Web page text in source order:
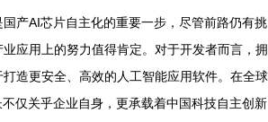
产AI芯片自主化的重要一步，尽管前路仍有挑
应用上的努力值得肯定。对于开发者而言，拥
造更安全、高效的人工智能应用软件。在全球
仅关乎企业自身，更承载着中国科技自主创新